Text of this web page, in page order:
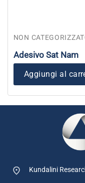
NON
Adesivo Sat Nam
Aggiungi al
Kundalini